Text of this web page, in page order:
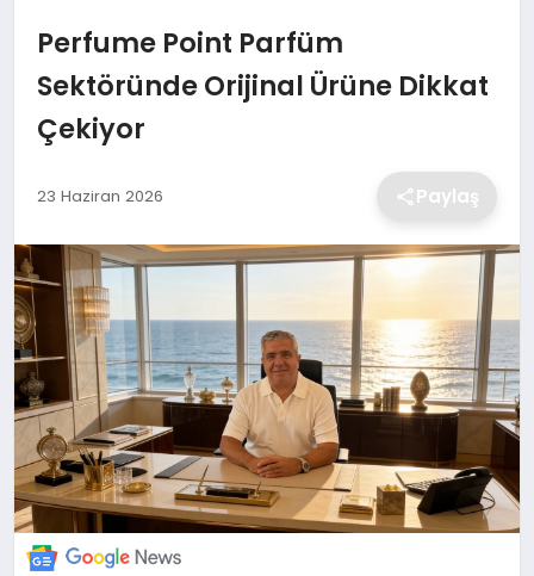
DÜNYA
SİYASET
MAGAZİN
TEKNOLOJİ
SAĞLIK
EĞİTİM
Perfume Point Parfüm
Sektöründe Orijinal Ürüne Dikkat
Çekiyor
23 Haziran 2026 Paylaş